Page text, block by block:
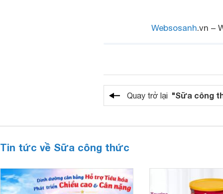
Websosanh.vn –
Quay trở lại "Sữa công
Tin tức về Sữa công thức